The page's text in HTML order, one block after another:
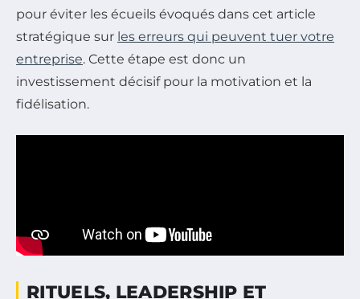
pour éviter les écueils évoqués dans cet article
stratégique sur les erreurs qui peuvent tuer votre
entreprise. Cette étape est donc un
investissement décisif pour la motivation et la
fidélisation.
RITUELS, LEADERSHIP ET